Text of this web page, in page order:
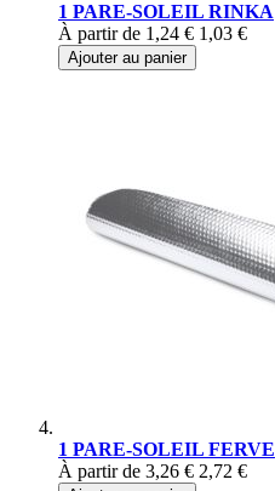
1 PARE-SOLEIL RINKA
À partir de 1,24 € 1,03 €
Ajouter au panier
1 PARE-SOLEIL FERVE
À partir de 3,26 € 2,72 €